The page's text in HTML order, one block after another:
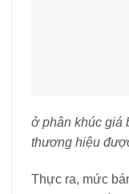
ở phân khúc giá
thương hiệu
Thực ra, mức